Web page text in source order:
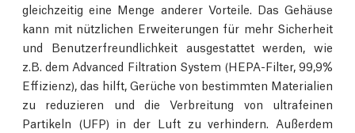
gleichzeitig eine Menge anderer Vorteile. Das Gehäuse
kann mit nützlichen Erweiterungen für mehr Sicherheit
und Benutzerfreundlichkeit ausgestattet werden, wie
z.B. dem Advanced Filtration System (HEPA-Filter, 99,9%
Effizienz), das hilft, Gerüche von bestimmten Materialien
zu reduzieren und die Verbreitung von ultrafeinen
Partikeln (UFP) in der Luft zu verhindern. Außerdem